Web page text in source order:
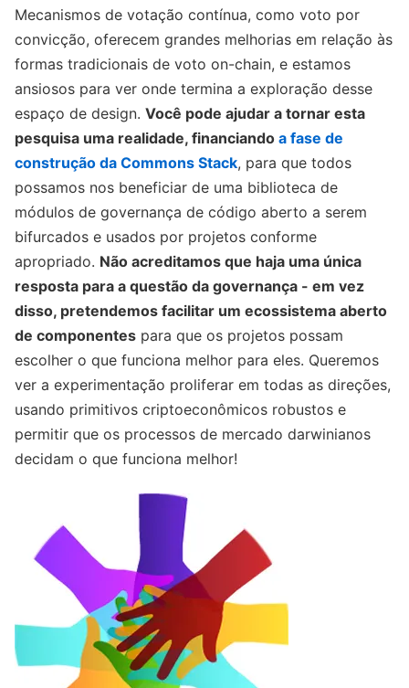
Mecanismos de votação contínua, como voto por
convicção, oferecem grandes melhorias em relação às
formas tradicionais de voto on-chain, e estamos
ansiosos para ver onde termina a exploração desse
espaço de design. Você pode ajudar a tornar esta
pesquisa uma realidade, financiando a fase de
construção da Commons Stack, para que todos
possamos nos beneficiar de uma biblioteca de
módulos de governança de código aberto a serem
bifurcados e usados ​​por projetos conforme
apropriado. Não acreditamos que haja uma única
resposta para a questão da governança - em vez
disso, pretendemos facilitar um ecossistema aberto
de componentes para que os projetos possam
escolher o que funciona melhor para eles. Queremos
ver a experimentação proliferar em todas as direções,
usando primitivos criptoeconômicos robustos e
permitir que os processos de mercado darwinianos
decidam o que funciona melhor!